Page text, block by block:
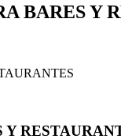
BARES Y